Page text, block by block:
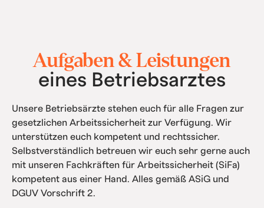
Aufgaben & Leistungen
eines Betriebsarztes
Unsere Betriebsärzte stehen euch für alle Fragen zur
gesetzlichen Arbeitssicherheit zur Verfügung. Wir
unterstützen euch kompetent und rechtssicher.
Selbstverständlich betreuen wir euch sehr gerne auch
mit unseren Fachkräften für Arbeitssicherheit (SiFa)
kompetent aus einer Hand. Alles gemäß ASiG und
DGUV Vorschrift 2.